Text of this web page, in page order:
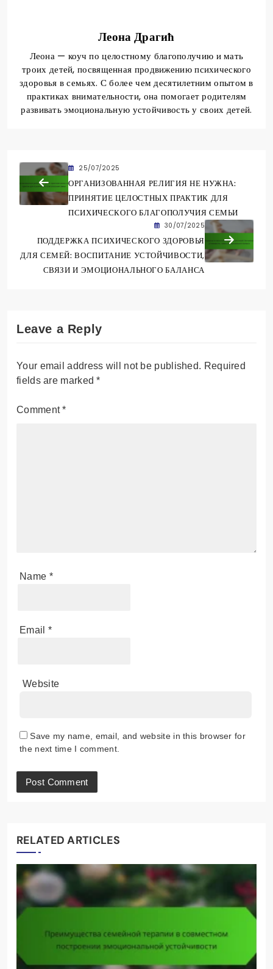
Леона Драгић
Леона — коуч по целостному благополучию и мать
троих детей, посвященная продвижению психического
здоровья в семьях. С более чем десятилетним опытом в
практиках внимательности, она помогает родителям
развивать эмоциональную устойчивость у своих детей.
25/07/2025
ОРГАНИЗОВАННАЯ РЕЛИГИЯ НЕ НУЖНА:
ПРИНЯТИЕ ЦЕЛОСТНЫХ ПРАКТИК ДЛЯ
ПСИХИЧЕСКОГО БЛАГОПОЛУЧИЯ СЕМЬИ
30/07/2025
ПОДДЕРЖКА ПСИХИЧЕСКОГО ЗДОРОВЬЯ
ДЛЯ СЕМЕЙ: ВОСПИТАНИЕ УСТОЙЧИВОСТИ,
СВЯЗИ И ЭМОЦИОНАЛЬНОГО БАЛАНСА
Leave a Reply
Your email address will not be published. Required
fields are marked*
Comment*
Name *
Email *
Website
Save my name, email, and website in this browser for
the next time I comment.
RELATED ARTICLES